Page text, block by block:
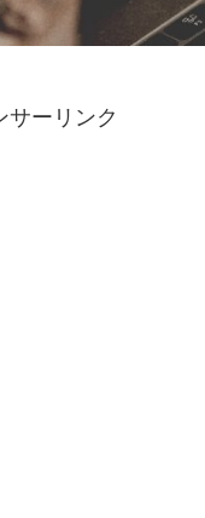
サーリンク